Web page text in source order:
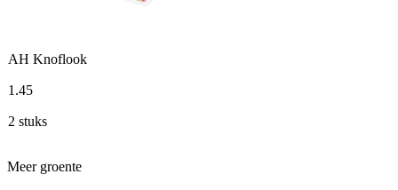
AH Knoflook
1 .45
2 stuks
Meer groente